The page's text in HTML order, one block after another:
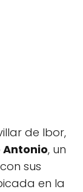
de Ibor,
, un
sus
en la